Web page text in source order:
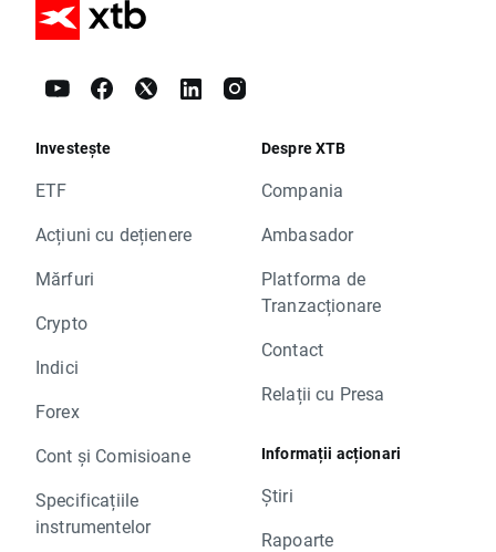
Investește
ETF
Acțiuni cu dețienere
Mărfuri
Crypto
Indici
Forex
Cont și Comisioane
Specificațiile
instrumentelor
Despre XTB
Compania
Ambasador
Platforma de
Tranzacționare
Contact
Relații cu Presa
Informații acționari
Știri
Rapoarte